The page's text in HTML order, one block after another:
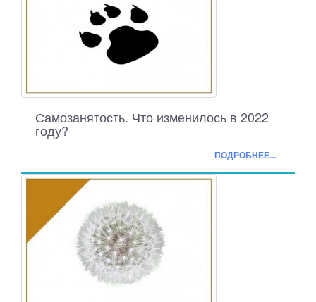
Самозанятость. Что изменилось в 2022
году?
ПОДРОБНЕЕ...